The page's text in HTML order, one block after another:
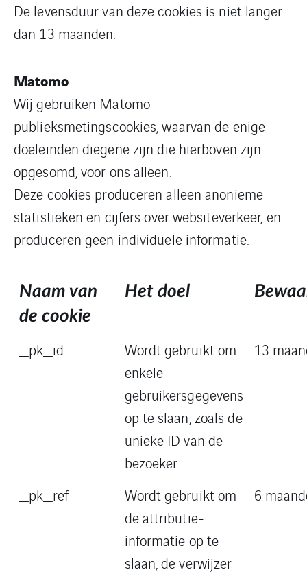
De levensduur van deze cookies is niet langer
dan 13 maanden.
Matomo
Wij gebruiken Matomo
publieksmetingscookies, waarvan de enige
doeleinden diegene zijn die hierboven zijn
opgesomd, voor ons alleen.
Deze cookies produceren alleen anonieme
statistieken en cijfers over websiteverkeer, en
produceren geen individuele informatie.
Naam van
de cookie
Het doel
_pk_id
Wordt gebruikt om
enkele
gebruikersgegevens
op te slaan, zoals de
unieke ID van de
bezoeker.
13
_pk_ref
Wordt gebruikt om
de attributie-
informatie op te
slaan, de verwijzer
6